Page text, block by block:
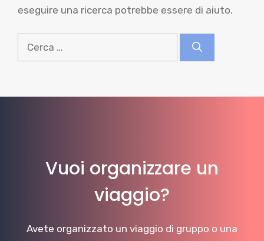
eseguire una ricerca potrebbe essere di aiuto.
Ricerca
Vuoi organizzare un
viaggio?
Avete organizzato un viaggio di gruppo o una